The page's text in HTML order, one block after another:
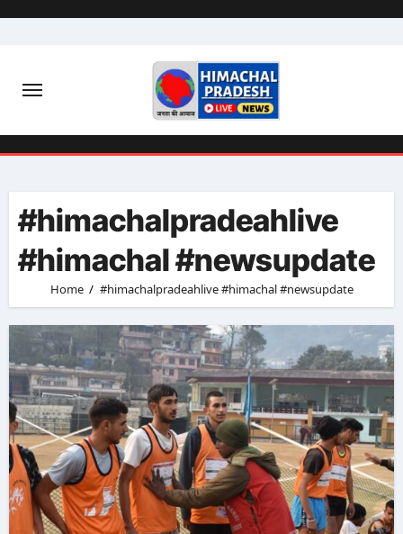
#himachalpradeahlive
#himachal #newsupdate
Home #himachalpradeahlive #himachal #newsupdate